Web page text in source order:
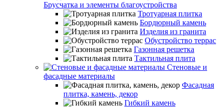
Брусчатка и элементы благоустройства
Тротуарная плитка
Бордюрный камень
Изделия из гранита
Обустройство террас
Газонная решетка
Тактильная плита
Стеновые и
фасадные материалы
Фасадная
плитка, камень, декор
Гибкий камень